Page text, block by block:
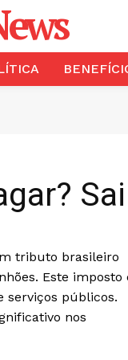
tributo brasileiro
Este imposto
serviços públicos.
nos